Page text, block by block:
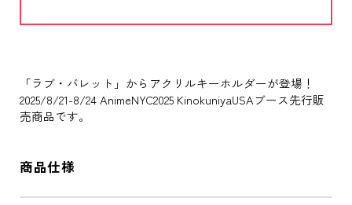
「ラブ・バレット」からアクリルキーホルダーが登場！
2025/8/21-8/24 AnimeNYC2025 KinokuniyaUSAブース先行販
売商品です。
商品仕様